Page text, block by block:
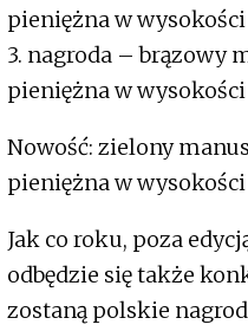
pieniężna w
3. nagroda – brązowy
pieniężna w wysokości
Nowość: zielony
pieniężna w wysokości
Jak co roku, poza
odbędzie się także
zostaną polskie